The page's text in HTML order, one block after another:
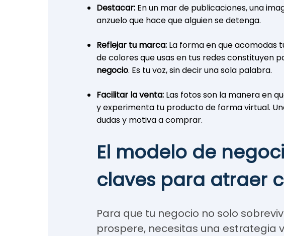
Destacar: En un mar de publicaciones, una
anzuelo que hace que alguien se detenga.
Reflejar tu marca: La forma en que acomodas
de colores que usas en tus redes constituyen
negocio. Es tu voz, sin decir una sola palabra.
Facilitar la venta: Las fotos son la manera en
y experimenta tu producto de forma virtual.
dudas y motiva a comprar.
El modelo de
claves para atraer
Para que tu negocio no solo
prospere, necesitas una estrategia